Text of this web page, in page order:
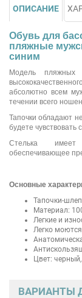
ОПИСАНИЕ
Обувь для
пляжные
синим
Модель
абсолютно всем
течении всего
Тапочки обладают
будете
Стелька имеет
обеспечивающее
Основные
Тапочки-
Материал:
Легкие и
Легко
Цвет:
ВАРИАНТЫ